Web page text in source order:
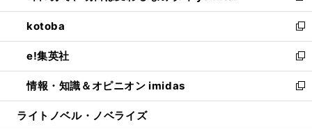
開
く
ウ
で
開
く
ン
ド
ウ
で
開
く
ウ
ィ
ン
ド
ウ
で
開
し
い
ウ
ィ
ン
ド
ウ
kotoba
新
し
い
ウ
ィ
ン
e!集英社
新
し
い
ウ
情報・知識＆オピニオン imidas
新
し
ライトノベル・ノベライズ